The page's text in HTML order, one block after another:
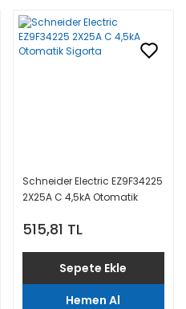
Schneider Electric EZ9F34225
2X25A C 4,5kA Otomatik
515,81 TL
Sepete Ekle
Hemen Al